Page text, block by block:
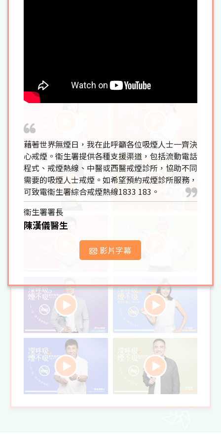
藉著世界無煙日，我在此呼籲各位吸煙人士一齊決
心戒煙。衞生署提供各種支援渠道，包括流動電話
程式、戒煙熱線、中醫或西醫戒煙診所，協助不同
需要的吸煙人士戒煙。如希望預約戒煙診所服務，
可致電衞生署綜合戒煙熱線1833 183。
衞生署署長
陳漢儀醫生
影片字幕